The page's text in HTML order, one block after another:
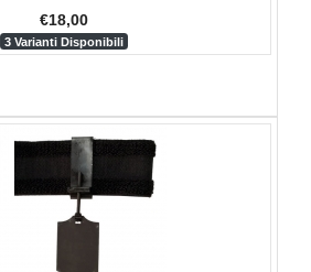
€18,00
3 Varianti Disponibili